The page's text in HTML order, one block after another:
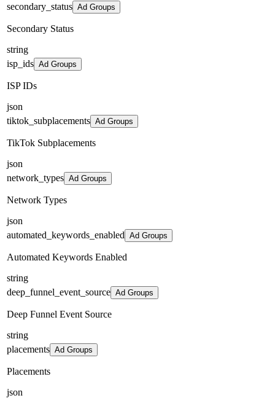
secondary_status Ad Groups
Secondary Status
string
isp_ids Ad Groups
ISP IDs
json
tiktok_subplacements Ad Groups
TikTok Subplacements
json
network_types Ad Groups
Network Types
json
automated_keywords_enabled Ad Groups
Automated Keywords Enabled
string
deep_funnel_event_source Ad Groups
Deep Funnel Event Source
string
placements Ad Groups
Placements
json